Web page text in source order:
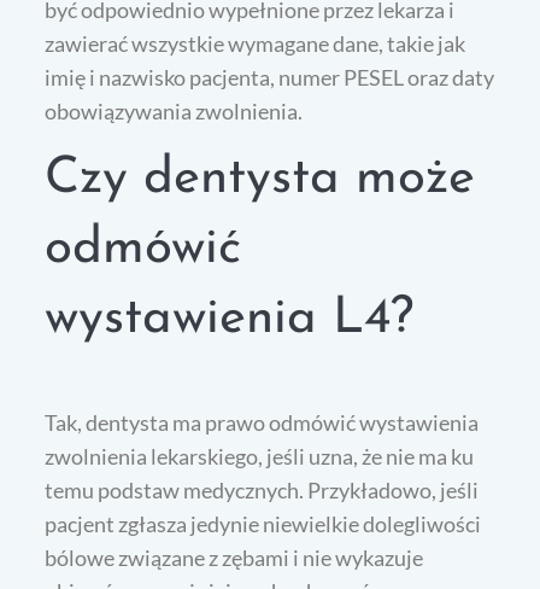
być odpowiednio wypełnione przez lekarza i
zawierać wszystkie wymagane dane, takie jak
imię i nazwisko pacjenta, numer PESEL oraz daty
obowiązywania zwolnienia.
Czy dentysta może
odmówić
wystawienia L4?
Tak, dentysta ma prawo odmówić wystawienia
zwolnienia lekarskiego, jeśli uzna, że nie ma ku
temu podstaw medycznych. Przykładowo, jeśli
pacjent zgłasza jedynie niewielkie dolegliwości
bólowe związane z zębami i nie wykazuje